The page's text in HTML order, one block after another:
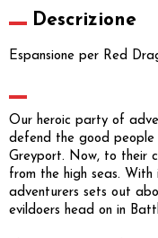
Descrizione
Espansione per Red
Our heroic party of
defend the good
Greyport. Now, to their
from the high seas.
adventurers sets out
evildoers head on in